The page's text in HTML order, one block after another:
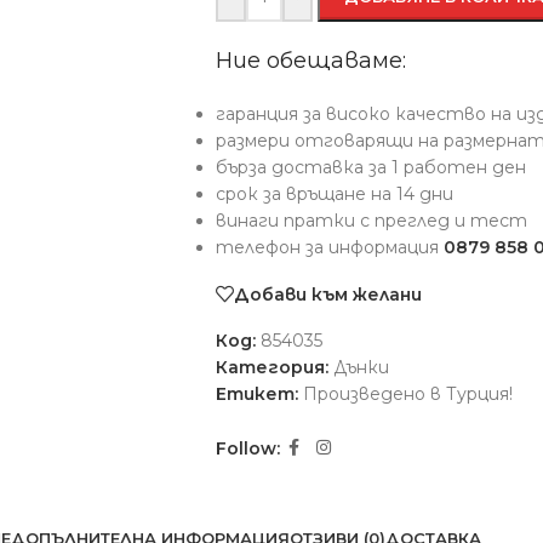
Ние обещаваме:
гаранция за високо качество на
размери отговарящи на
бърза доставка за 1 работен ден
срок за връщане на 14 дни
винаги пратки с преглед и тест
телефон за информация 0879 858
Добави към желани
Код: 854035
Категория: Дънки
Етикет: Произведено в Турция!
Follow:
ДОПЪЛНИТЕЛНА ИНФОРМАЦИЯОТЗИВИ (0)ДОСТАВКА